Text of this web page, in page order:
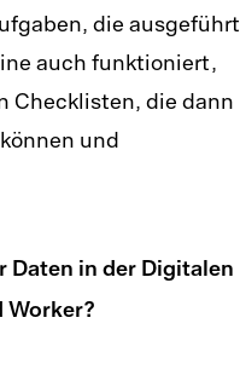
die ausgeführt
auch funktioniert,
Checklisten, die dann
und
in der Digitalen
Worker?